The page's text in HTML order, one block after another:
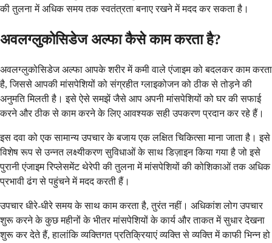
की तुलना में अधिक समय तक स्वतंत्रता बनाए रखने में मदद कर सकता है।
अवलग्लुकोसिडेज अल्फा कैसे काम करता है?
अवलग्लुकोसिडेज अल्फा आपके शरीर में कमी वाले एंजाइम को बदलकर काम करता
है, जिससे आपकी मांसपेशियों को संग्रहीत ग्लाइकोजन को ठीक से तोड़ने की
अनुमति मिलती है। इसे ऐसे समझें जैसे आप अपनी मांसपेशियों को घर की सफाई
करने और ठीक से काम करने के लिए आवश्यक सही उपकरण प्रदान कर रहे हैं।
इस दवा को एक सामान्य उपचार के बजाय एक लक्षित चिकित्सा माना जाता है। इसे
विशेष रूप से उन्नत लक्ष्यीकरण सुविधाओं के साथ डिज़ाइन किया गया है जो इसे
पुरानी एंजाइम रिप्लेसमेंट थेरेपी की तुलना में मांसपेशियों की कोशिकाओं तक अधिक
प्रभावी ढंग से पहुंचने में मदद करती हैं।
उपचार धीरे-धीरे समय के साथ काम करता है, तुरंत नहीं। अधिकांश लोग उपचार
शुरू करने के कुछ महीनों के भीतर मांसपेशियों के कार्य और ताकत में सुधार देखना
शुरू कर देते हैं, हालांकि व्यक्तिगत प्रतिक्रियाएं व्यक्ति से व्यक्ति में काफी भिन्न हो